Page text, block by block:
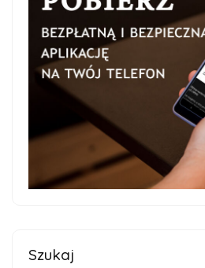
Szukaj